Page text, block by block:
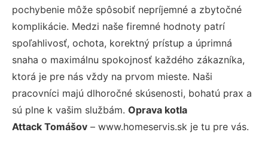
pochybenie môže spôsobiť nepríjemné a zbytočné
komplikácie. Medzi naše firemné hodnoty patrí
spoľahlivosť, ochota, korektný prístup a úprimná
snaha o maximálnu spokojnosť každého zákazníka,
ktorá je pre nás vždy na prvom mieste. Naši
pracovníci majú dlhoročné skúsenosti, bohatú prax a
sú plne k vašim službám. Oprava kotla
Attack Tomášov – www.homeservis.sk je tu pre vás.